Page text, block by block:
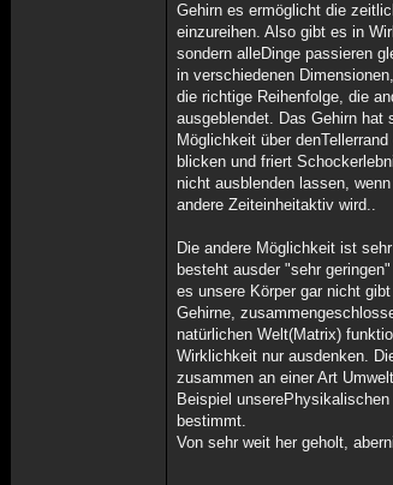
Gehirn es ermöglicht die
einzureihen. Also gibt es in
sondern alleDinge passieren
in verschiedenen
die richtige Reihenfolge, die
ausgeblendet. Das Gehirn hat
Möglichkeit über
blicken und friert
nicht ausblenden lassen,
andere Zeiteinheitaktiv wird..
Die andere Möglichkeit ist
besteht ausder "sehr
es unsere Körper gar nicht
Gehirne,
natürlichen Welt(Matrix)
Wirklichkeit nur ausdenken.
zusammen an einer Art
Beispiel
bestimmt.
Von sehr weit her geholt,